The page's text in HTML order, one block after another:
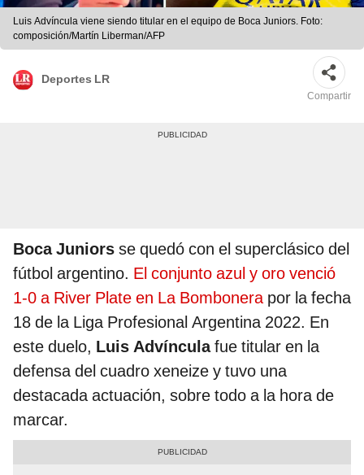
Luis Advíncula viene siendo titular en el equipo de Boca Juniors. Foto:
composición/Martín Liberman/AFP
Deportes LR
Compartir
Boca Juniors se quedó con el superclásico del
fútbol argentino. El conjunto azul y oro venció
1-0 a River Plate en La Bombonerapor la fecha
18 de la Liga Profesional Argentina 2022. En
este duelo, Luis Advínculafue titular en la
defensa del cuadro xeneize y tuvo una
destacada actuación, sobre todo a la hora de
marcar.